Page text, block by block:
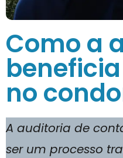
Como a
no
A auditoria de
ser um processo